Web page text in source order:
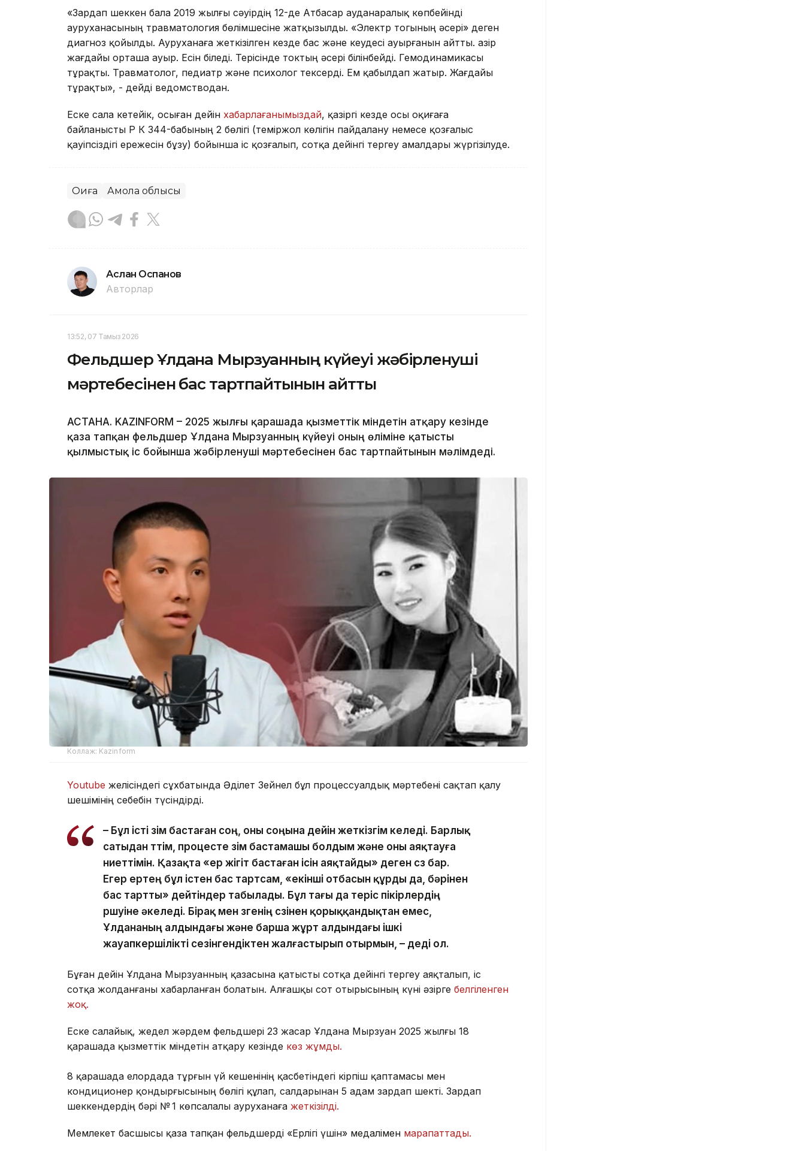
«Зардап шеккен бала 2019 жылғы сәуірдің 12-де Атбасар ауданаралық көпбейінді
ауруханасының травматология бөлімшесіне жатқызылды. «Электр тогының әсері» деген
диагноз қойылды. Ауруханаға жеткізілген кезде бас және кеудесі ауырғанын айтты. Қазір
жағдайы орташа ауыр. Есін біледі. Терісінде токтың әсері білінбейді. Гемодинамикасы
тұрақты. Травматолог, педиатр және психолог тексерді. Ем қабылдап жатыр. Жағдайы
тұрақты», - дейді ведомстводан.
Еске сала кетейік, осыған дейін хабарлағанымыздай, қазіргі кезде осы оқиғаға
байланысты ҚР ҚК 344-бабының 2 бөлігі (теміржол көлігін пайдалану немесе қозғалыс
қауіпсіздігі ережесін бұзу) бойынша іс қозғалып, сотқа дейінгі тергеу амалдары жүргізілуде.
Оқиға Ақмола облысы
Аслан Оспанов
Авторлар
13:52, 07 Тамыз 2026
Фельдшер Ұлдана Мырзуанның күйеуі жәбірленуші
мәртебесінен бас тартпайтынын айтты
АСТАНА. KAZINFORM – 2025 жылғы қарашада қызметтік міндетін атқару кезінде
қаза тапқан фельдшер Ұлдана Мырзуанның күйеуі оның өліміне қатысты
қылмыстық іс бойынша жәбірленуші мәртебесінен бас тартпайтынын мәлімдеді.
Коллаж: Kazinform
Youtube желісіндегі сұхбатында Әділет Зейнел бұл процессуалдық мәртебені сақтап қалу
шешімінің себебін түсіндірді.
– Бұл істі өзім бастаған соң, оны соңына дейін жеткізгім келеді. Барлық
сатыдан өттім, процесте өзім бастамашы болдым және оны аяқтауға
ниеттімін. Қазақта «ер жігіт бастаған ісін аяқтайды» деген сөз бар.
Егер ертең бұл істен бас тартсам, «екінші отбасын құрды да, бәрінен
бас тартты» дейтіндер табылады. Бұл тағы да теріс пікірлердің
өршуіне әкеледі. Бірақ мен өзгенің сөзінен қорыққандықтан емес,
Ұлдананың алдындағы және барша жұрт алдындағы ішкі
жауапкершілікті сезінгендіктен жалғастырып отырмын, – деді ол.
Бұған дейін Ұлдана Мырзуанның қазасына қатысты сотқа дейінгі тергеу аяқталып, іс
сотқа жолданғаны хабарланған болатын. Алғашқы сот отырысының күні әзірге белгіленген
жоқ.
Еске салайық, жедел жәрдем фельдшері 23 жасар Ұлдана Мырзуан 2025 жылғы 18
қарашада қызметтік міндетін атқару кезінде көз жұмды.
8 қарашада елордада тұрғын үй кешенінің қасбетіндегі кірпіш қаптамасы мен
кондиционер қондырғысының бөлігі құлап, салдарынан 5 адам зардап шекті. Зардап
шеккендердің бәрі № 1 көпсалалы ауруханаға жеткізілді.
Мемлекет басшысы қаза тапқан фельдшерді «Ерлігі үшін» медалімен марапаттады.